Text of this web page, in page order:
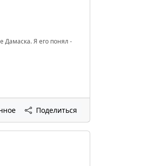
Дамаска. Я его понял -
Поделиться